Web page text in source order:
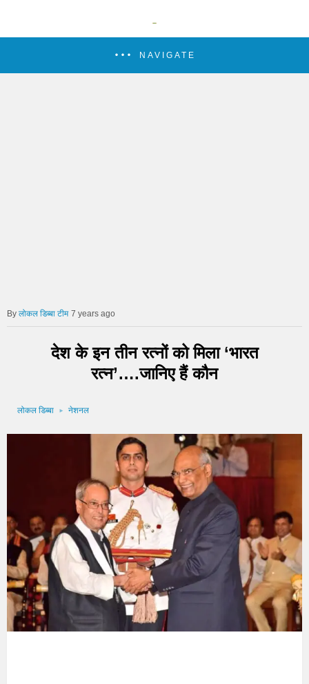
NAVIGATE
लोकल डिब्बा टीम 7 years ago
देश के इन तीन रत्नों को मिला ‘भारत
रत्न’….जानिए हैं कौन
लोकल डिब्बा नेशनल